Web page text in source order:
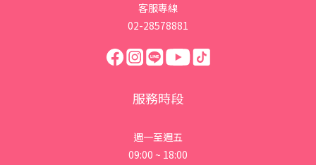
客服專線
02-28578881
服務時段
週一至週五
09:00 ~ 18:00